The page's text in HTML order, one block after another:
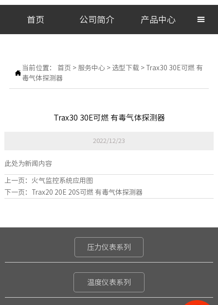
首页 公司简介 产品中心 

当前位置： 首页 > 服务中心> 选型下载>
Trax30 30E可燃 有
毒气体探测器
Trax30 30E可燃 有毒气体探测器
2022/12/23
此处为新闻内容
上一页： 火气监控系统应用图
下一页： Trax20 20E 20S可燃 有毒气体探测器
压力仪表系列
温度仪表系列